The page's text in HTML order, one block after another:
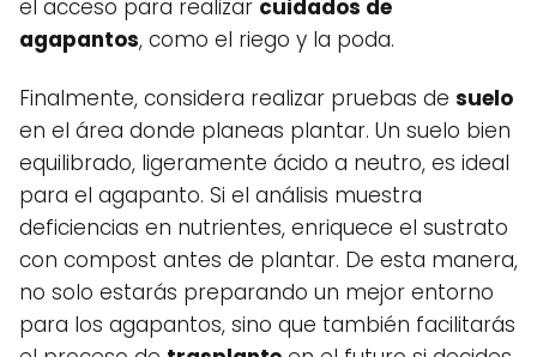
el acceso para realizar cuidados de
agapantos, como el riego y la poda.
Finalmente, considera realizar pruebas de suelo
en el área donde planeas plantar. Un suelo bien
equilibrado, ligeramente ácido a neutro, es ideal
para el agapanto. Si el análisis muestra
deficiencias en nutrientes, enriquece el sustrato
con compost antes de plantar. De esta manera,
no solo estarás preparando un mejor entorno
para los agapantos, sino que también facilitarás